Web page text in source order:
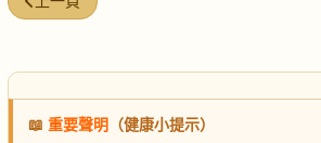
📖 重要聲明
（健康小提示）